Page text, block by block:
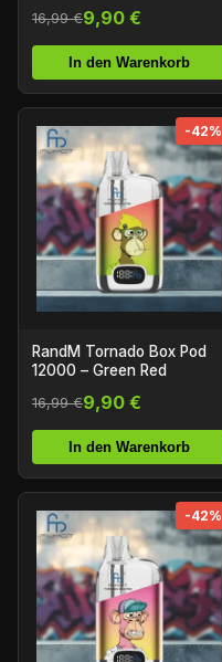
16,99 €9,90 €
In den Warenkorb
-42%
RandM Tornado Box Pod
12000 – Green Red
16,99 €9,90 €
In den Warenkorb
-42%